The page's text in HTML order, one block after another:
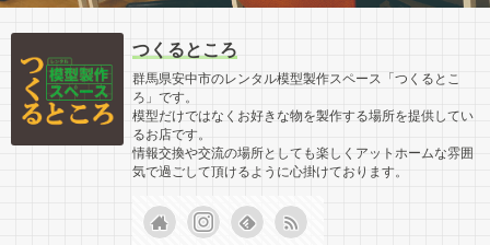
つくるところ
群馬県安中市のレンタル模型製作スペース「つくるとこ
ろ」です。
模型だけではなくお好きな物を製作する場所を提供してい
るお店です。
情報交換や交流の場所としても楽しくアットホームな雰囲
気で過ごして頂けるように心掛けております。